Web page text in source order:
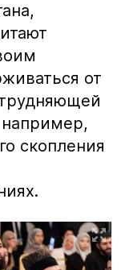
от
скопления